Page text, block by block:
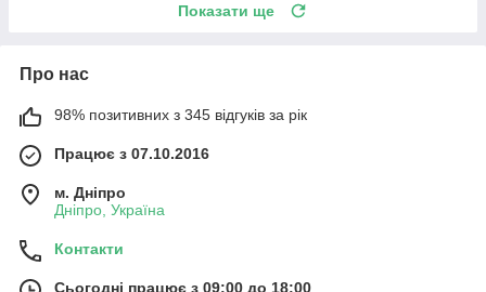
Показати ще
Про нас
98% позитивних з 345 відгуків за рік
Працює з 07.10.2016
м. Дніпро
Дніпро, Україна
Контакти
Сьогодні працює з 09:00 до 18:00